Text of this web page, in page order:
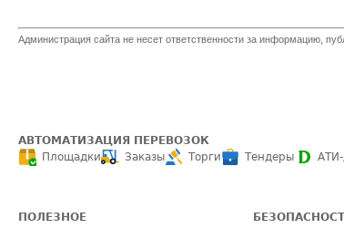
Администрация сайта не несет ответственности за информацию,
АВТОМАТИЗАЦИЯ ПЕРЕВОЗОК
Площадки
Заказы Торги Тендеры
ПОЛЕЗНОЕ